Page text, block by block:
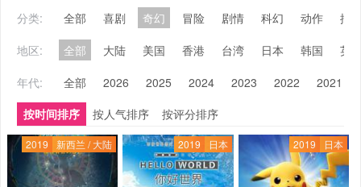
分类: 全部 喜剧 奇幻 冒险 剧情 科幻 动作
搞
地区:
全部 大陆 美国 香港 台湾 日本 韩国
英
年代:
全部 2026 2025 2024 2023 2022 2021
按时间排序
按人气排序 按评分排序
2019 新西兰 / 大陆 2019 日本 2019 日本